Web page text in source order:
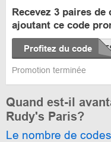
Recevez 3 paires de
ajoutant ce code
Profitez du code
Promotion terminée
Quand est-il
Rudy's Paris?
Le nombre de